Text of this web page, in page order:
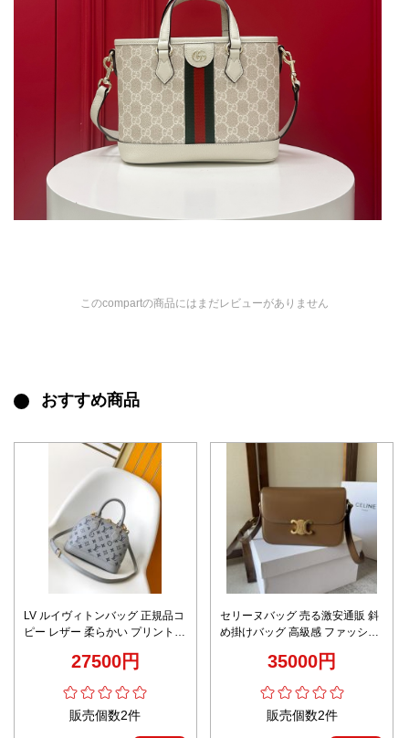
このcompartの商品にはまだレビューがありません
おすすめ商品
LV ルイヴィトンバッグ 正規品コ
ピー レザー 柔らかい プリント
27500円
販売個数2件
セリーヌバッグ 売る激安通販 斜
め掛けバッグ 高級感 ファッショ
35000円
販売個数2件